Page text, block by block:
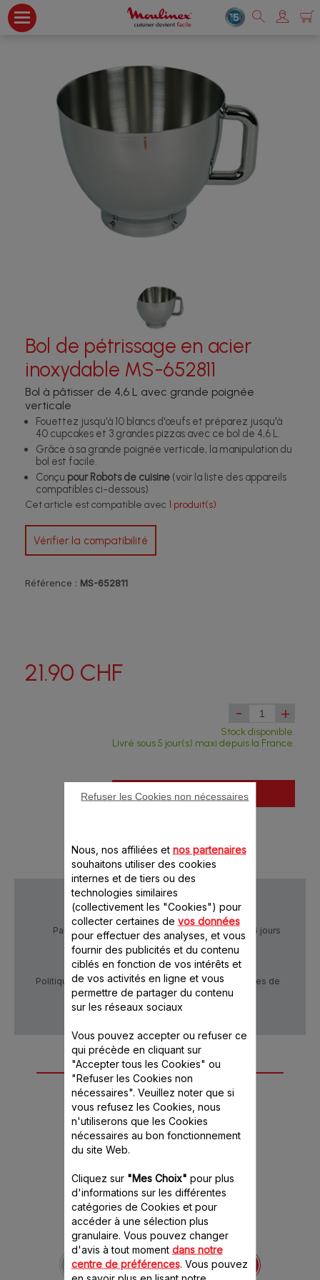
Bol de pétrissage en acier
inoxydable MS-652811
Bol à pâtisser de 4,6 L avec grande poignée
verticale
Fouettez jusqu'à 10 blancs d'œufs et préparez jusqu'à
40 cupcakes et 3 grandes pizzas avec ce bol de 4,6 L.
Grâce à sa grande poignée verticale, la manipulation du
bol est facile.
Conçu pour Robots de cuisine (voir la liste des appareils
compatibles ci-dessous)
Cet article est compatible avec 1 produit(s)
Vérifier la compatibilité
Référence : MS-652811
21.90 CHF
- +
Stock disponible.
Livré sous 5 jour(s) maxi depuis la France.
Ajouter au panier
Paiement Sécurisé Livraison sous 5 à 6 jours
Politique de confidentialité
Conditions générales de
vente
Autre(s) accessoire(s)
recommandé(s)
Batteur MS-652760
Indispensable à la
confexion quotidienne de
Nous, nos affiliées et nos partenaires
souhaitons utiliser des cookies
internes et de tiers ou des
technologies similaires
(collectivement les "Cookies") pour
collecter certaines de vos données
pour effectuer des analyses, et vous
fournir des publicités et du contenu
ciblés en fonction de vos intérêts et
de vos activités en ligne et vous
permettre de partager du contenu
sur les réseaux sociaux
Vous pouvez accepter ou refuser ce
qui précède en cliquant sur
"Accepter tous les Cookies" ou
"Refuser les Cookies non
nécessaires". Veuillez noter que si
vous refusez les Cookies, nous
n'utiliserons que les Cookies
nécessaires au bon fonctionnement
du site Web.
Cliquez sur "Mes Choix" pour plus
d'informations sur les différentes
catégories de Cookies et pour
accéder à une sélection plus
granulaire. Vous pouvez changer
d'avis à tout moment dans notre
centre de préférences. Vous pouvez
Refuser les Cookies non nécessaires